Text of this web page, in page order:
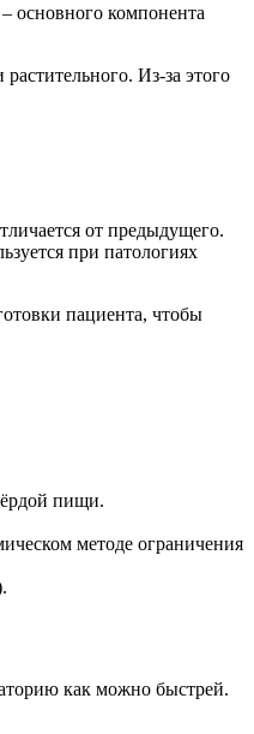
основного компонента
Из-за этого
от предыдущего.
при патологиях
пациента, чтобы
пищи.
методе ограничения
как можно быстрей.